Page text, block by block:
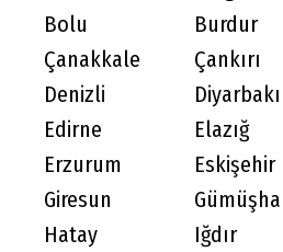
Bolu
Burdur
Çanakkale
Çankırı
Denizli
Edirne
Elazığ
Erzurum
Eskişehir
Giresun
Hatay
Iğdır